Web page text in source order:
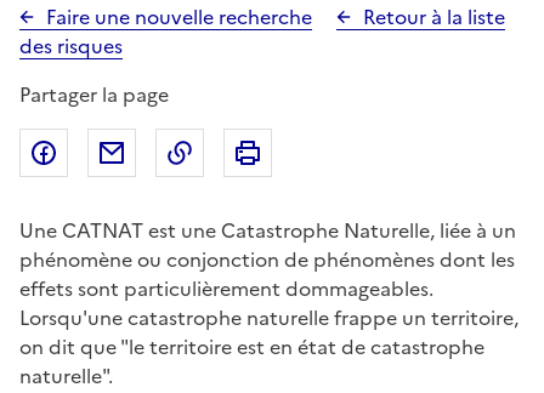
Faire une nouvelle recherche
Retour à la liste
des risques
Partager la page
Partager sur Facebook
Partager par emailCopier dans le presse-papier
Une CATNAT est une Catastrophe Naturelle, liée à un
phénomène ou conjonction de phénomènes dont les
effets sont particulièrement dommageables.
Lorsqu'une catastrophe naturelle frappe un territoire,
on dit que "le territoire est en état de catastrophe
naturelle".